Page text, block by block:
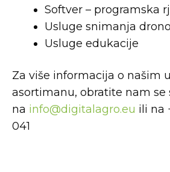
Softver – programska
Usluge snimanja
Usluge edukacije
Za više informacija o našim
asortimanu, obratite nam se
na info@digitalagro.eu ili na
041